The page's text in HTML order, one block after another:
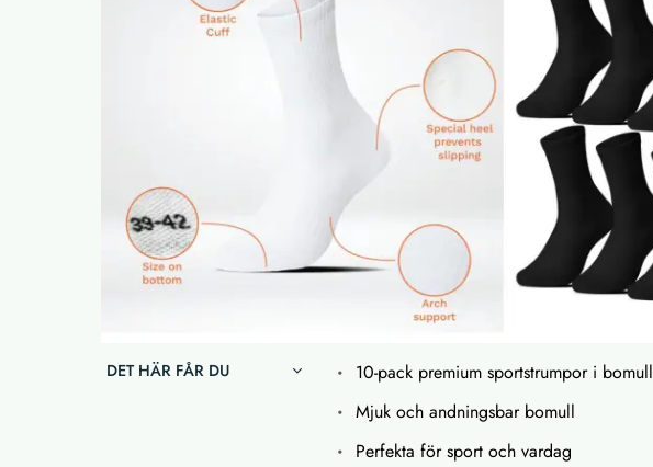
DET HÄR FÅR DU
10-pack premium sportstrumpor i bomull
Mjuk och andningsbar bomull
Perfekta för sport och vardag